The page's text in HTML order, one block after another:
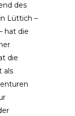
des
Lüttich –
hat die
die
als